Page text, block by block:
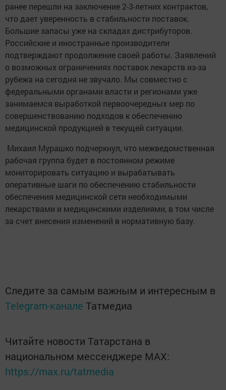
ранее перешли на заключение 2-3-летних контрактов,
что дает уверенность в стабильности поставок.
Большие запасы уже на складах дистрибуторов.
Российские и иностранные производители
подтверждают продолжение своей работы. Заявлений
о возможных ограничениях поставок лекарств из-за
рубежа на сегодня не звучало. Мы совместно с
федеральными органами власти и регионами уже
занимаемся выработкой первоочередных мер по
совершенствованию подходов к обеспечению
медицинской продукцией в текущей ситуации.
Михаил Мурашко подчеркнул, что межведомственная
рабочая группа будет в постоянном режиме
мониторировать ситуацию и вырабатывать
оперативные шаги по обеспечению стабильности
обеспечения медицинской сети необходимыми
лекарствами и медицинскими изделиями, в том числе
за счет внесения изменений в нормативную базу.
Следите за самым важным и интересным в
Telegram-канале Татмедиа
Читайте новости Татарстана в
национальном мессенджере MАХ:
https://max.ru/tatmedia